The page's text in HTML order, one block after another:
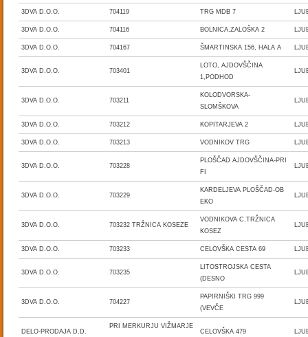
3DVA D.O.O. 704119 TRG MDB 7
3DVA D.O.O. 704116 BOLNICA,ZALOŠKA 2
3DVA D.O.O. 704167 ŠMARTINSKA 156, HALA A
3DVA D.O.O. 703401
LOTO, AJDOVŠČINA
1,PODHOD
3DVA D.O.O. 703211
KOLODVORSKA-
SLOMŠKOVA
3DVA D.O.O. 703212 KOPITARJEVA 2
3DVA D.O.O. 703213 VODNIKOV TRG
3DVA D.O.O. 703228
PLOŠČAD AJDOVŠČINA-PRI
FI
3DVA D.O.O. 703229
KARDELJEVA PLOŠČAD-OB
EKO
3DVA D.O.O. 703232 TRŽNICA KOSEZE
VODNIKOVA C.TRŽNICA
KOSEZ
3DVA D.O.O. 703233 CELOVŠKA CESTA 69
3DVA D.O.O. 703235
LITOSTROJSKA CESTA
(DESNO
3DVA D.O.O. 704227
PAPIRNIŠKI TRG 999
(VEVČE
DELO-PRODAJA D.D.
PRI MERKURJU VIŽMARJE
CELOVŠKA 479